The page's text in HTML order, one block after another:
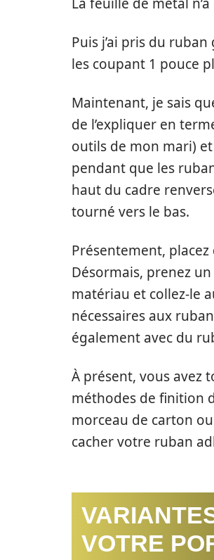
La feuille de métal
Puis j’ai pris du ruban
les coupant 1 pouce
Maintenant, je sais
de l’expliquer en
outils de mon mari)
pendant que les
haut du cadre
tourné vers le bas.
Présentement,
Désormais, prenez
matériau et collez-le
nécessaires aux
également avec du
À présent, vous avez
méthodes de finition
morceau de carton
cacher votre ruban
VOTRE